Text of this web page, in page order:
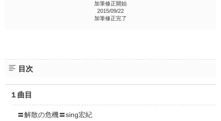
加筆修正開始
2015/09/22
加筆修正完了
目次
１曲目
〓解散の危機〓sing宏紀